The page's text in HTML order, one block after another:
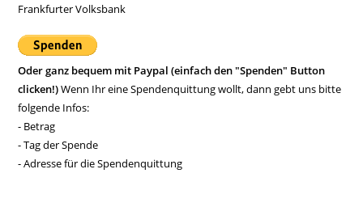
Frankfurter Volksbank
Oder ganz bequem mit Paypal (einfach den "Spenden" Button
clicken!)Wenn Ihr eine Spendenquittung wollt, dann gebt uns bitte
folgende Infos:
- Betrag
- Tag der Spende
- Adresse für die Spendenquittung